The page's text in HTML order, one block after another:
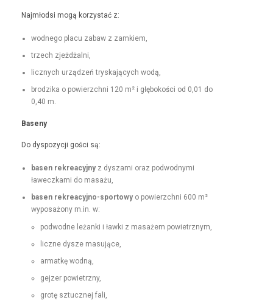
Najmłod­si mogą korzys­tać z:
wod­nego placu zabaw z zamkiem,
trzech zjeżdżal­ni,
licznych urządzeń tryska­ją­cych wodą,
brodzi­ka o powierzch­ni 120 m² i głębokoś­ci od 0,01 do
0,40 m.
Base­ny
Do dys­pozy­cji goś­ci są:
basen rekrea­cyjnyz dysza­mi oraz pod­wod­ny­mi
ławeczka­mi do masażu,
basen rekrea­cyjno-sportowyo powierzch­ni 600 m²
wyposażony m.in. w:
pod­wodne leżan­ki i ław­ki z masażem powietrznym,
liczne dysze masujące,
armatkę wod­ną,
gejz­er powietrzny,
grotę sztucznej fali,